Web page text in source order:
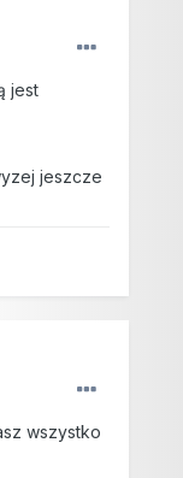
jest
jeszcze
wszystko